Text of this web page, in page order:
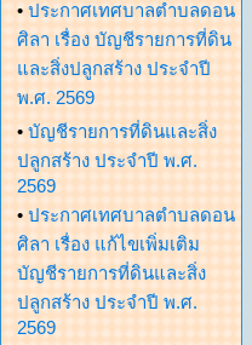
• ประกาศเทศบาลตำบลดอน
ศิลา เรื่อง บัญชีรายการที่ดิน
และสิ่งปลูกสร้าง ประจำปี
พ.ศ. 2569
• บัญชีรายการที่ดินและสิ่ง
ปลูกสร้าง ประจำปี พ.ศ.
2569
• ประกาศเทศบาลตำบลดอน
ศิลา เรื่อง แก้ไขเพิ่มเติม
บัญชีรายการที่ดินและสิ่ง
ปลูกสร้าง ประจำปี พ.ศ.
2569